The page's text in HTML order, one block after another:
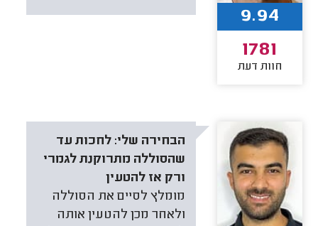
9.94
1781
חוות דעת
הבחירה שלי: לחכות עד
שהסוללה מתרוקנת לגמרי
ורק אז להטעין
‏מומלץ לסיים את הסוללה
ולאחר מכן להטעין אותה